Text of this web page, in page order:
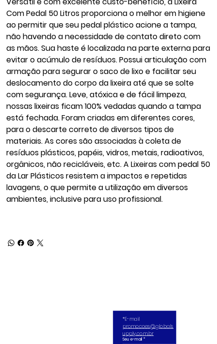
Com Pedal 50 Litros proporciona o melhor em higiene
ao permitir que seu pedal plástico acione a tampa,
não havendo a necessidade de contato direto com
as mãos. Sua haste é localizada na parte externa para
evitar o acúmulo de resíduos. Possui articulação com
armação para segurar o saco de lixo e facilitar seu
deslocamento do corpo da lixeira até que se solte
com segurança. Leve, atóxica e de fácil limpeza,
nossas lixeiras ficam 100% vedadas quando a tampa
está fechada. Foram criadas em diferentes cores,
para o descarte correto de diversos tipos de
materiais. As cores são associadas à coleta de
resíduos plásticos, papéis, vidros, metais, radioativos,
orgânicos, não recicláveis, etc. A Lixeiras com pedal 50
da Lar Plásticos resistem a impactos e repetidas
lavagens, o que permite a utilização em diversos
ambientes, inclusive para uso profissional.
promocoes@globals
upply.com.br
Seu e-mail *